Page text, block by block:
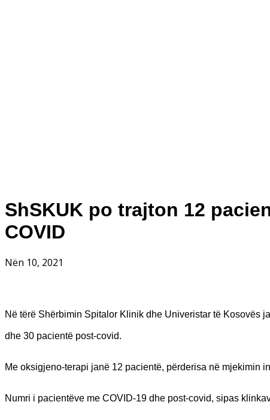
ShSKUK po trajton 12
COVID
Nën 10, 2021
Në tërë Shërbimin Spitalor Klinik dhe Univeristar të Kosovës
dhe 30 pacientë post-covid.
Me oksigjeno-terapi janë 12 pacientë, përderisa në mjekimin
Numri i pacientëve me COVID-19 dhe post-covid, sipas